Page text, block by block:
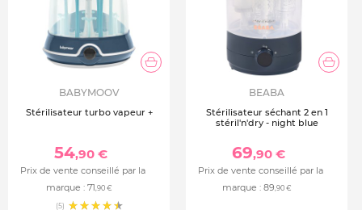
BABYMOOV
Stérilisateur turbo vapeur +
54,90 €
Prix de vente conseillé par la
marque : 71,90 €
(5)
BEABA
Stérilisateur séchant 2 en 1
stéril'n'dry - night blue
69,90 €
Prix de vente conseillé par la
marque : 89,90 €